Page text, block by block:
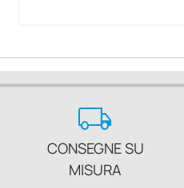
local_shipping
CONSEGNE SU
MISURA